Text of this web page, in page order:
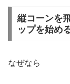
縦コーンを
ップを始め
なぜなら